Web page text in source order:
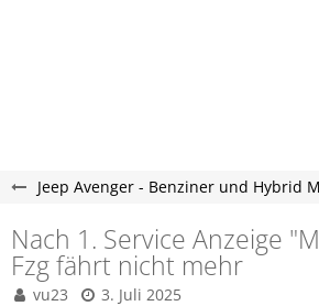
Jeep Avenger - Benziner und Hybrid
Nach 1. Service Anzeige
Fzg fährt nicht mehr
vu23 3. Juli 2025